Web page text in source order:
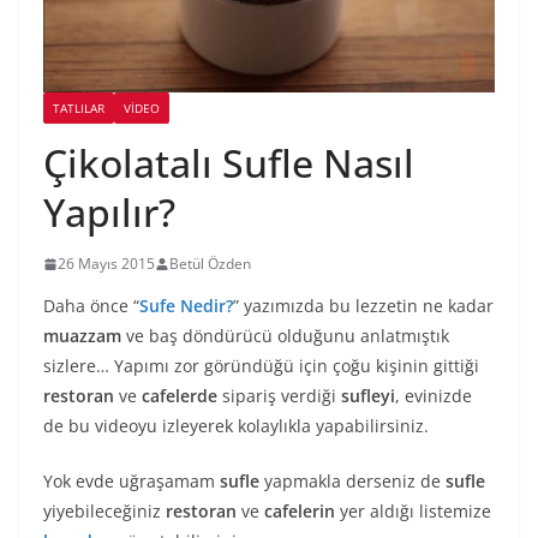
TATLILAR VIDEO
Çikolatalı Sufle Nasıl
Yapılır?
26 Mayıs 2015 Betül Özden
Daha önce “Sufe Nedir?” yazımızda bu lezzetin ne kadar
muazzam ve baş döndürücü olduğunu anlatmıştık
sizlere… Yapımı zor göründüğü için çoğu kişinin gittiği
restoran ve cafelerde sipariş verdiği sufleyi, evinizde
de bu videoyu izleyerek kolaylıkla yapabilirsiniz.
Yok evde uğraşamam sufle yapmakla derseniz de sufle
yiyebileceğiniz restoran ve cafelerin yer aldığı listemize